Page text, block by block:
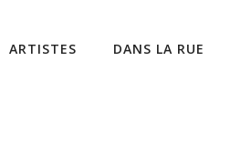
ARTISTES DANS LA RUE